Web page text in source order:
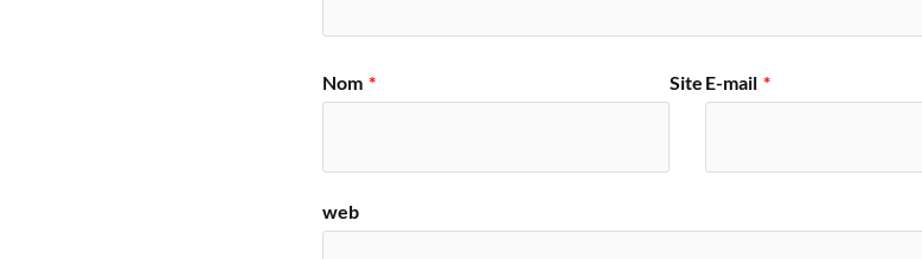
Nom * E-mail *
Site
web